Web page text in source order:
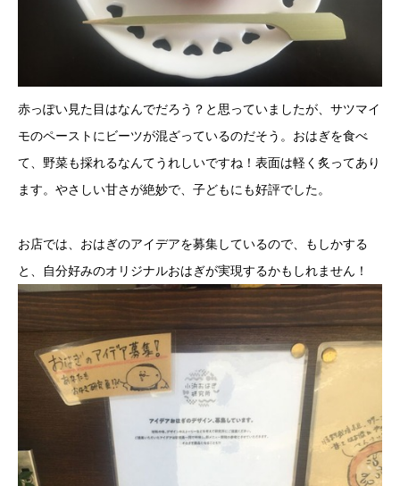
赤っぽい見た目はなんでだろう？と思っていましたが、サツマイ
モのペーストにビーツが混ざっているのだそう。おはぎを食べ
て、野菜も採れるなんてうれしいですね！表面は軽く炙ってあり
ます。やさしい甘さが絶妙で、子どもにも好評でした。
お店では、おはぎのアイデアを募集しているので、もしかする
と、自分好みのオリジナルおはぎが実現するかもしれません！